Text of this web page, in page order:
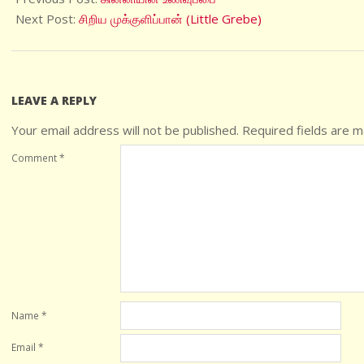
15
Next Post: சிறிய முக்குளிப்பான் (Little Grebe)
LEAVE A REPLY
Your email address will not be published. Required fields are
Comment*
Name *
Email *